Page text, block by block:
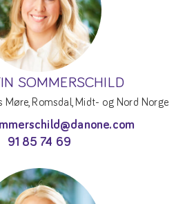
SOMMERSCHILD
Møre, Romsdal, Midt- og Nord Norge
91 85 74 69